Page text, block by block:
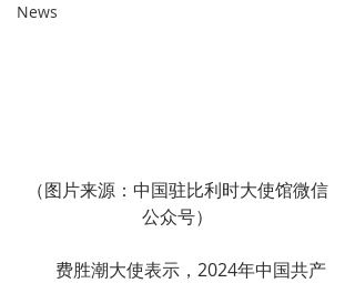
News
（图片来源：中国驻比利时大使馆微信
公众号）